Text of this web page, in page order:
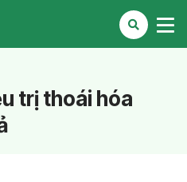
trị thoái hóa